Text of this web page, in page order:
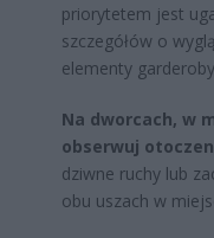
priorytetem jest
szczegółów o
elementy
Na dworcach, w
obserwuj
dziwne ruchy lub
obu uszach w